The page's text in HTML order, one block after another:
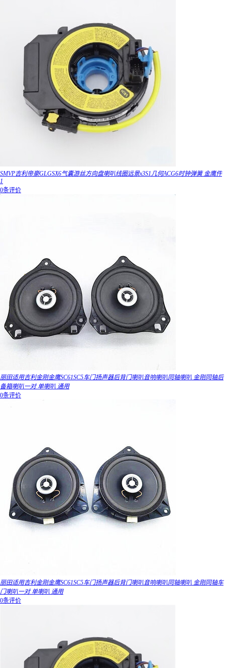
SMVP吉利帝豪GLGSX6气囊游丝方向盘喇叭线圈远景x3S1几何ACG6时钟弹簧 金鹰件
1
0条评价
丽田适用吉利金刚金鹰SC61SC5车门扬声器后背门喇叭音响喇叭同轴喇叭 金刚同轴后
备箱喇叭一对 单喇叭 通用
0条评价
丽田适用吉利金刚金鹰SC61SC5车门扬声器后背门喇叭音响喇叭同轴喇叭 金刚同轴车
门喇叭一对 单喇叭 通用
0条评价